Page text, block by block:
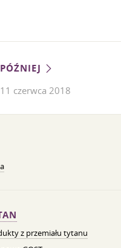
PÓŹNIEJ
11 czerwca 2018
z przemiału tytanu